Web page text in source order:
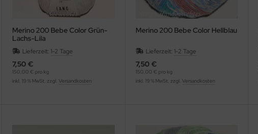
Merino 200 Bebe Color Grün-
Lachs-Lila
Lieferzeit:1-2 Tage
7,50 €
150,00 € pro kg
inkl. 19 % MwSt. zzgl.Versandkosten
Merino 200 Bebe Color Hellblau
Lieferzeit: 1-2 Tage
7,50 €
150,00 € pro kg
inkl. 19 % MwSt. zzgl. Versandkosten